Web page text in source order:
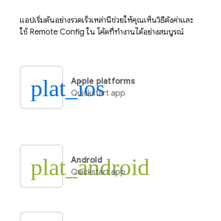
แอปเริ่มต้นอย่างรวดเร็วเหล่านี้ช่วยให้คุณเห็นวิธีตั้งค่าและ
ใช้ Remote Config ใน โค้ดที่ทำงานได้อย่างสมบูรณ์
plat_ios
Apple platforms
Quickstart app
plat_android
Android
Quickstart app